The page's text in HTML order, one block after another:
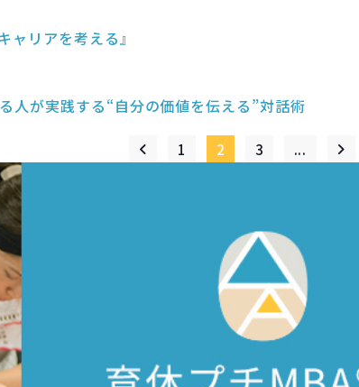
リアを考える』
人が実践する“自分の価値を伝える”対話術
1 2 3 ...